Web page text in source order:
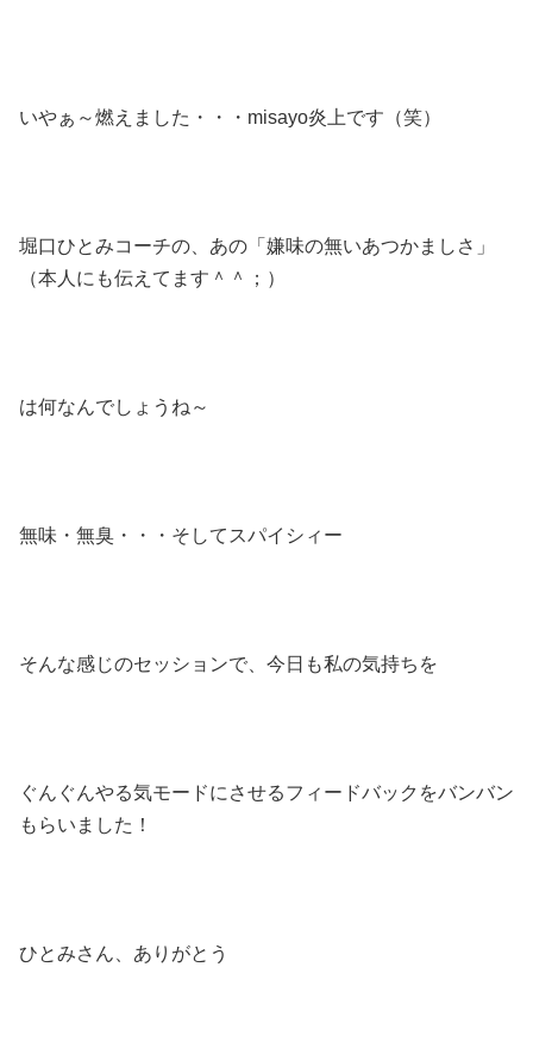
いやぁ～燃えました・・・misayo炎上です（笑）
堀口ひとみコーチの、あの「嫌味の無いあつかましさ」
（本人にも伝えてます＾＾；）
は何なんでしょうね～
無味・無臭・・・そしてスパイシィー
そんな感じのセッションで、今日も私の気持ちを
ぐんぐんやる気モードにさせるフィードバックをバンバン
もらいました！
ひとみさん、ありがとう